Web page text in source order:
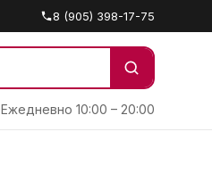
8 (905) 398-17-75
Ежедневно 10:00 – 20:00